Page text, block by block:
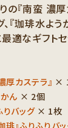
『南蛮 濃厚
『珈琲水よう
適なギフトセ
カステラ』 ×
ん × 2個
りバッグ× 1枚
』ふりふりバ